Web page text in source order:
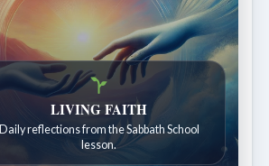
LIVING FAITH
Daily reflections from the Sabbath School
lesson.